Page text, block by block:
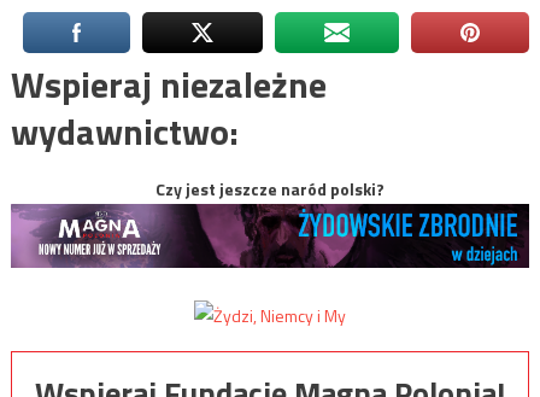
Wspieraj niezależne
wydawnictwo:
Czy jest jeszcze naród polski?